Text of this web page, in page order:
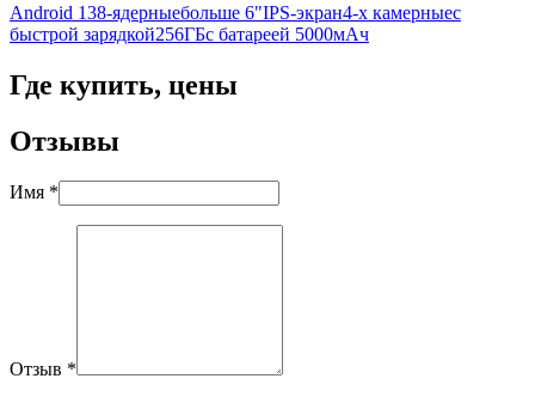
Android 138-ядерныебольше 6"IPS-экран4-х камерныес
быстрой зарядкой256ГБс батареей 5000мАч
Где купить, цены
Отзывы
Имя *
Отзыв *